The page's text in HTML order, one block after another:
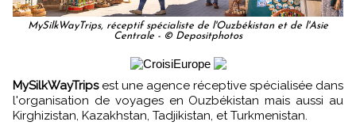
MySilkWayTrips, réceptif spécialiste de l'Ouzbékistan et de l'Asie
Centrale - © Depositphotos
MySilkWayTripsest une agence réceptive spécialisée dans
l'organisation de voyages en Ouzbékistan mais aussi au
Kirghizistan, Kazakhstan, Tadjikistan, et Turkmenistan.